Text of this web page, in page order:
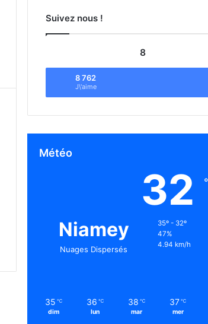
Suivez nous !
8
8 762
J\'aime
Météo
Niamey
Nuages Dispersés
32
35º - 32º
47%
4.94 km/h
35 ℃
dim
36 ℃
lun
38 ℃
mar
37 ℃
mer